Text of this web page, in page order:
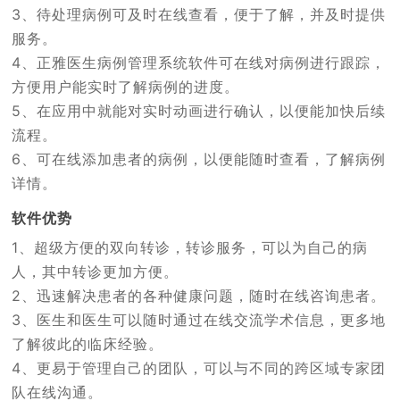
3、待处理病例可及时在线查看，便于了解，并及时提供
服务。
4、正雅医生病例管理系统软件可在线对病例进行跟踪，
方便用户能实时了解病例的进度。
5、在应用中就能对实时动画进行确认，以便能加快后续
流程。
6、可在线添加患者的病例，以便能随时查看，了解病例
详情。
软件优势
1、超级方便的双向转诊，转诊服务，可以为自己的病
人，其中转诊更加方便。
2、迅速解决患者的各种健康问题，随时在线咨询患者。
3、医生和医生可以随时通过在线交流学术信息，更多地
了解彼此的临床经验。
4、更易于管理自己的团队，可以与不同的跨区域专家团
队在线沟通。